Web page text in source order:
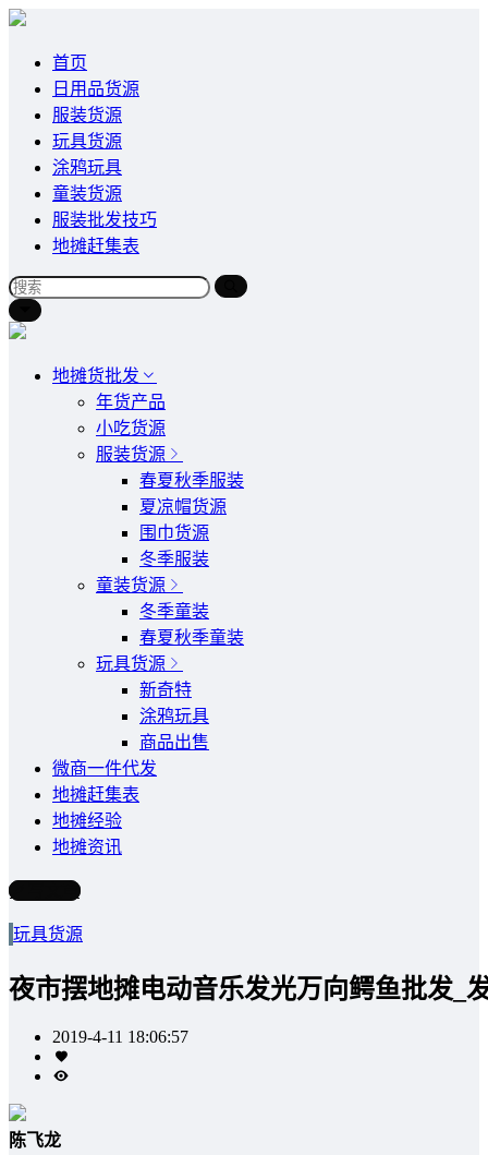
首页
日用品货源
服装货源
玩具货源
涂鸦玩具
童装货源
服装批发技巧
地摊赶集表
地摊货批发
年货产品
小吃货源
服装货源
春夏秋季服装
夏凉帽货源
围巾货源
冬季服装
童装货源
冬季童装
春夏秋季童装
玩具货源
新奇特
涂鸦玩具
商品出售
微商一件代发
地摊赶集表
地摊经验
地摊资讯
写文章
玩具货源
夜市摆地摊电动音乐发光万向鳄鱼批发_
2019-4-11 18:06:57
陈飞龙